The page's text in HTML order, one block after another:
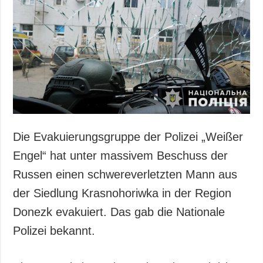
Gesellschaft und
Kultur
Sport
Kriminalität
Notstand und
Notfälle
ZUSÄTZLICH
Veröffentlichungen
Interview
Video
LEISTUNGEN
Abonnement
Fotobank
Die Evakuierungsgruppe der Polizei „Weißer
Engel“ hat unter massivem Beschuss der
Russen einen schwereverletzten Mann aus
der Siedlung Krasnohoriwka in der Region
Donezk evakuiert. Das gab die Nationale
Polizei bekannt.